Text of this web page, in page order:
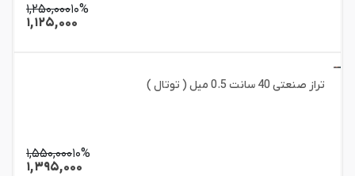
۱,۲۵۰,۰۰۰۱۰%
۱,۱۲۵,۰۰۰
تراز صنعتی 40 سانت 0.5 میل ( توتال )
۱,۵۵۰,۰۰۰۱۰%
۱,۳۹۵,۰۰۰